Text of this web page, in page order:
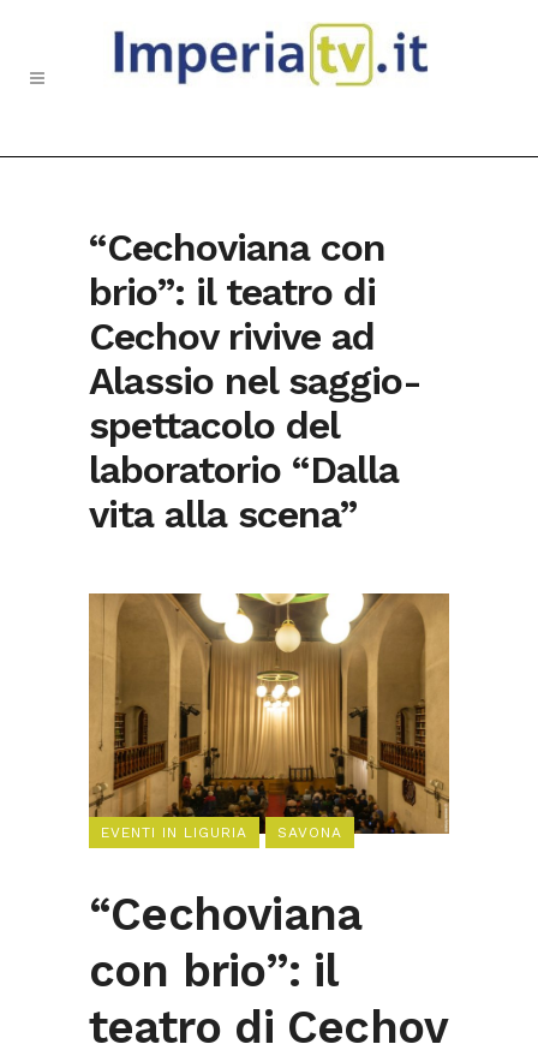
“Cechoviana con
brio”: il teatro di
Cechov rivive ad
Alassio nel saggio-
spettacolo del
laboratorio “Dalla
vita alla scena”
EVENTI IN LIGURIA SAVONA
“Cechoviana
con brio”: il
teatro di Cechov